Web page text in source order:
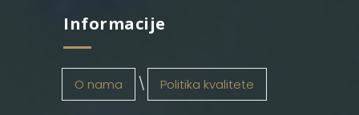
Informacije
O nama Politika kvalitete